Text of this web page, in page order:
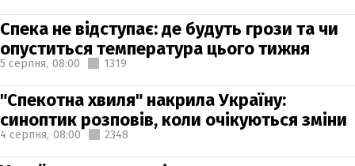
Спека не відступає: де будуть грози та чи
опуститься температура цього тижня
5 серпня, 08:00 1319
"Спекотна хвиля" накрила Україну:
синоптик розповів, коли очікуються зміни
4 серпня, 08:00 2348